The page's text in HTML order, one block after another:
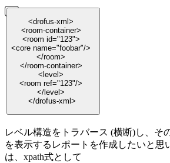
<drofus-xml>
<room-container>
<room id="123">
<core name="foobar"/>
</room>
</room-container>
<level>
<room ref="123"/>
</level>
</drofus-xml>
レベル構造をトラバース (横断)し、そ
を表示するレポートを作成したいと思
は、xpath式として